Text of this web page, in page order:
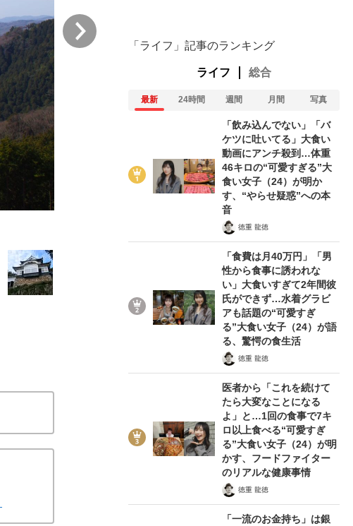
8/16
「ライフ」記事のランキング
ライフ 総合
最新 24時間 週間 月間 写真
「飲み込んでない」「バ
ケツに吐いてる」大食い
動画にアンチ殺到…体重
46キロの“可愛すぎる”大
食い女子（24）が明か
す、“やらせ疑惑”への本
音
徳重 龍徳
「食費は月40万円」「男
性から食事に誘われな
い」大食いすぎて2年間彼
氏ができず…水着グラビ
アも話題の“可愛すぎ
る”大食い女子（24）が語
る、驚愕の食生活
徳重 龍徳
医者から「これを続けて
たら大変なことになる
よ」と…1回の食事で7キ
ロ以上食べる“可愛すぎ
る”大食い女子（24）が明
かす、フードファイター
のリアルな健康事情
徳重 龍徳
「一流のお金持ち」は銀